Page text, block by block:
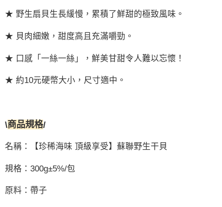
★ 野生扇貝生長緩慢，累積了鮮甜的極致風味。
★ 貝肉細嫩，甜度高且充滿嚼勁。
★ 口感「一絲一絲」，鮮美甘甜令人難以忘懷！
★ 約10元硬幣大小，尺寸適中。
\商品規格/
名稱： 【珍稀海味 頂級享受】蘇聯野生干貝
規格： 300g±5%/包
原料： 帶子